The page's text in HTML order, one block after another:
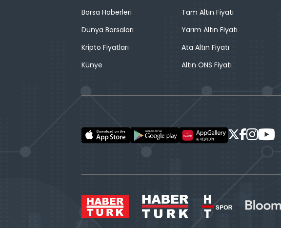
Borsa Haberleri
Dünya Borsaları
Kripto Fiyatları
Künye
Tam Altın Fiyatı
Yarım Altın Fiyatı
Ata Altın Fiyatı
Altın ONS Fiyatı